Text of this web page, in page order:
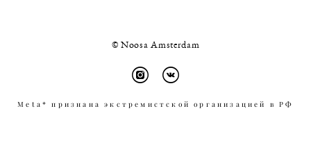
© Noosa Amsterdam
Meta* признана экстремистской организацией в РФ